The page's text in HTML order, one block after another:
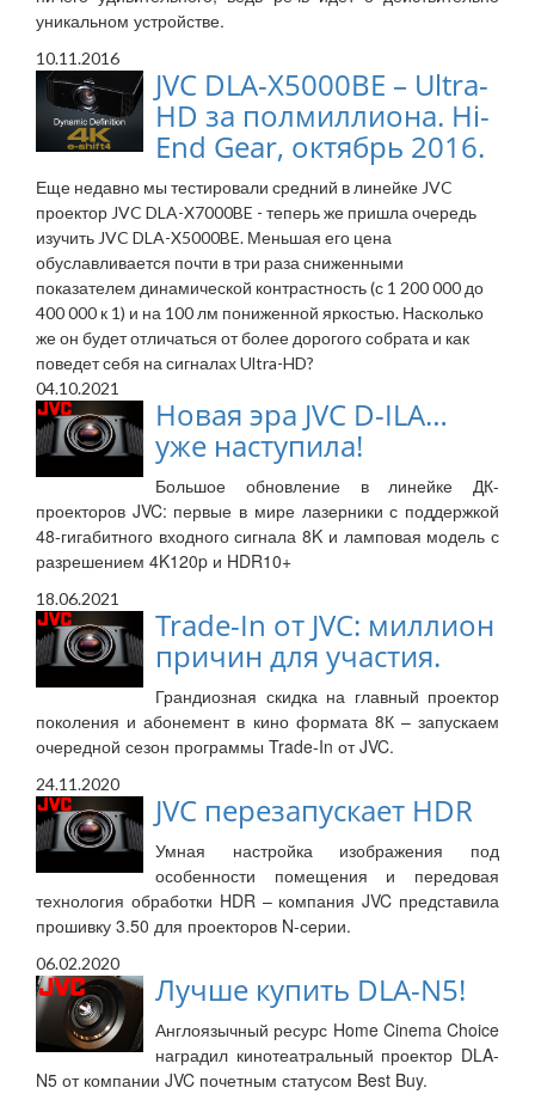
уникальном устройстве.
10.11.2016
JVC DLA-X5000BE – Ultra-
HD за полмиллиона. Hi-
End Gear, октябрь 2016.
Еще недавно мы тестировали средний в линейке JVC
проектор JVC DLA-X7000BE - теперь же пришла очередь
изучить JVC DLA-X5000BE. Меньшая его цена
обуславливается почти в три раза сниженными
показателем динамической контрастность (с 1 200 000 до
400 000 к 1) и на 100 лм пониженной яркостью. Насколько
же он будет отличаться от более дорогого собрата и как
поведет себя на сигналах Ultra-HD?
04.10.2021
Новая эра JVС D-ILA…
уже наступила!
Большое обновление в линейке ДК-
проекторов JVC: первые в мире лазерники с поддержкой
48-гигабитного входного сигнала 8K и ламповая модель с
разрешением 4K120p и HDR10+
18.06.2021
Trade-In от JVC: миллион
причин для участия.
Грандиозная скидка на главный проектор
поколения и абонемент в кино формата 8К – запускаем
очередной сезон программы Trade-In от JVC.
24.11.2020
JVC перезапускает HDR
Умная настройка изображения под
особенности помещения и передовая
технология обработки HDR – компания JVC представила
прошивку 3.50 для проекторов N-серии.
06.02.2020
Лучше купить DLA-N5!
Англоязычный ресурс Home Cinema Choice
наградил кинотеатральный проектор DLA-
N5 от компании JVC почетным статусом Best Buy.